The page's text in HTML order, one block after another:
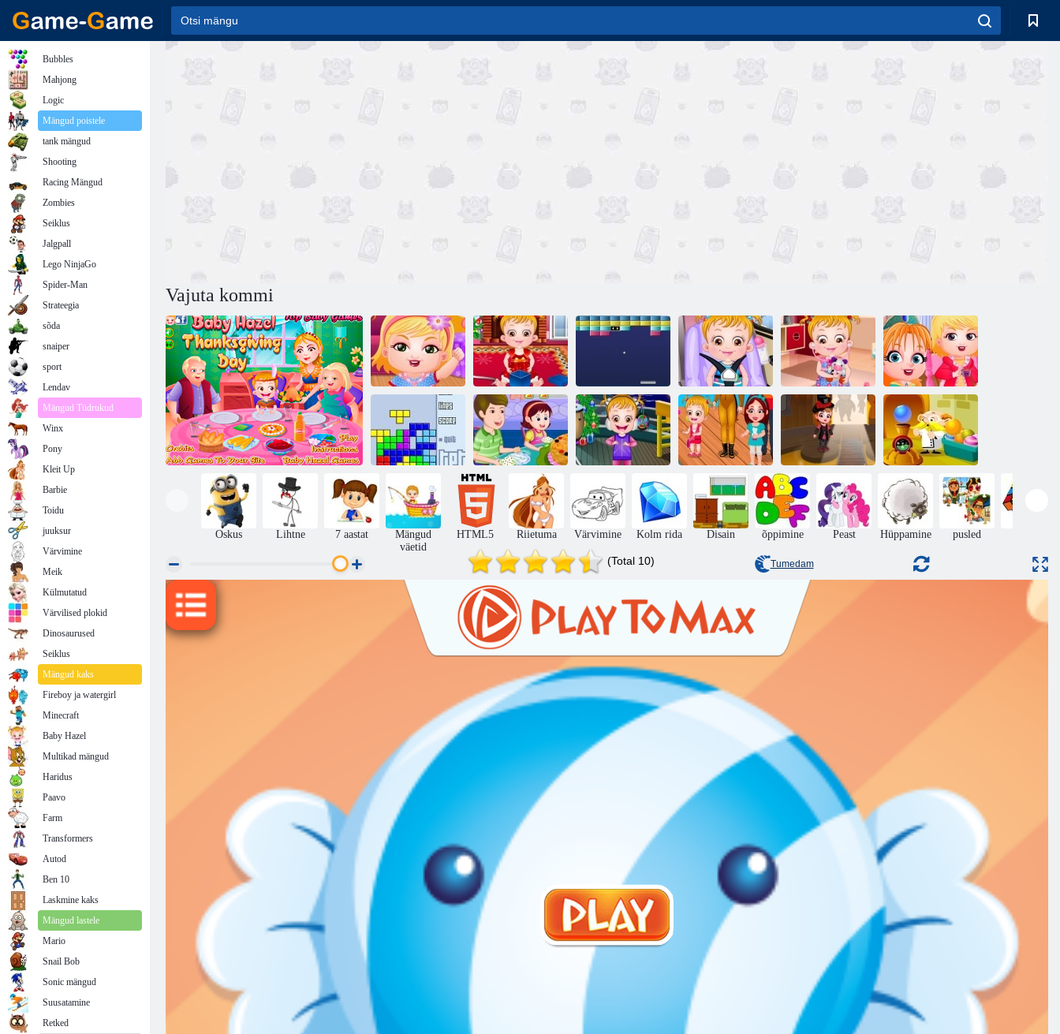
Vajuta kommi
Baby Hazel
pahandust aeg
Baby Hazel
Jõuluaeg
Tellised
Squasher
Beebi sarapuu
mängupäev
Beebi sarapuu
arst mängima
Baby Hazel
teejoomine
Tetris Original
Küpsetamine
õunakook
Baby Hazel
uusaasta Bash
Beebi sarapuu
delfiini tuur
Beebi sarapuu
Halloweeni loss
Bubble
professor
Oskus Lihtne 7 aastat
Mängud
väetid
HTML5 Riietuma Värvimine Kolm rida Disain õppimine Peast Hüppamine pusled
(Total 10) Tumedam
Bubbles
Mahjong
Logic
Mängud poistele
tank mängud
Shooting
Racing Mängud
Zombies
Seiklus
Jalgpall
Lego NinjaGo
Spider-Man
Strateegia
sõda
snaiper
sport
Lendav
Mängud Tüdrukud
Winx
Pony
Kleit Up
Barbie
Toidu
juuksur
Värvimine
Meik
Külmutatud
Värvilised plokid
Dinosaurused
Seiklus
Mängud kaks
Fireboy ja watergirl
Minecraft
Baby Hazel
Multikad mängud
Haridus
Paavo
Farm
Transformers
Autod
Ben 10
Laskmine kaks
Mängud lastele
Mario
Snail Bob
Sonic mängud
Suusatamine
Retked